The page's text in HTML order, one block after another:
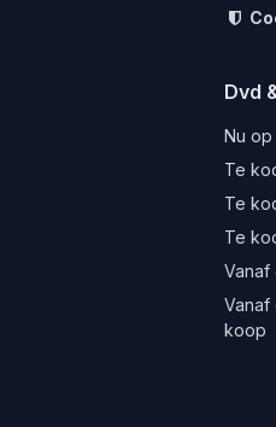
Dvd
Nu
Te
Te
Te
Vanaf
koop